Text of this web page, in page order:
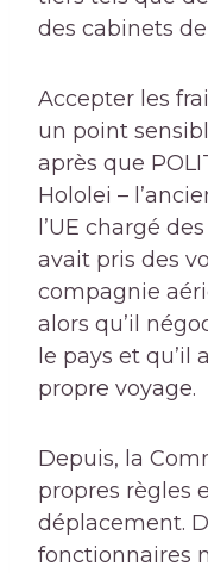
des cabinets
Accepter les
un point
après que
Hololei –
l’UE chargé
avait pris des
compagnie
alors qu’il
le pays et qu’il
propre voyage.
Depuis, la
propres règles
déplacement.
fonctionnaires